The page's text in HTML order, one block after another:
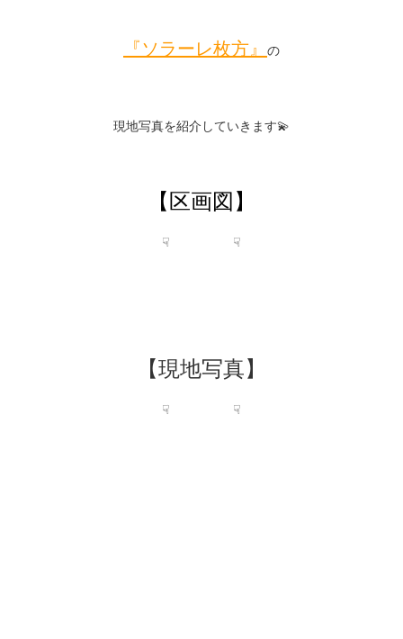
『ソラーレ枚方』 の
現地写真を紹介していきます💫
【区画図】
☟ ☟
【現地写真】
☟ ☟